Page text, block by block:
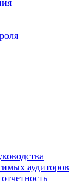
аудиторов